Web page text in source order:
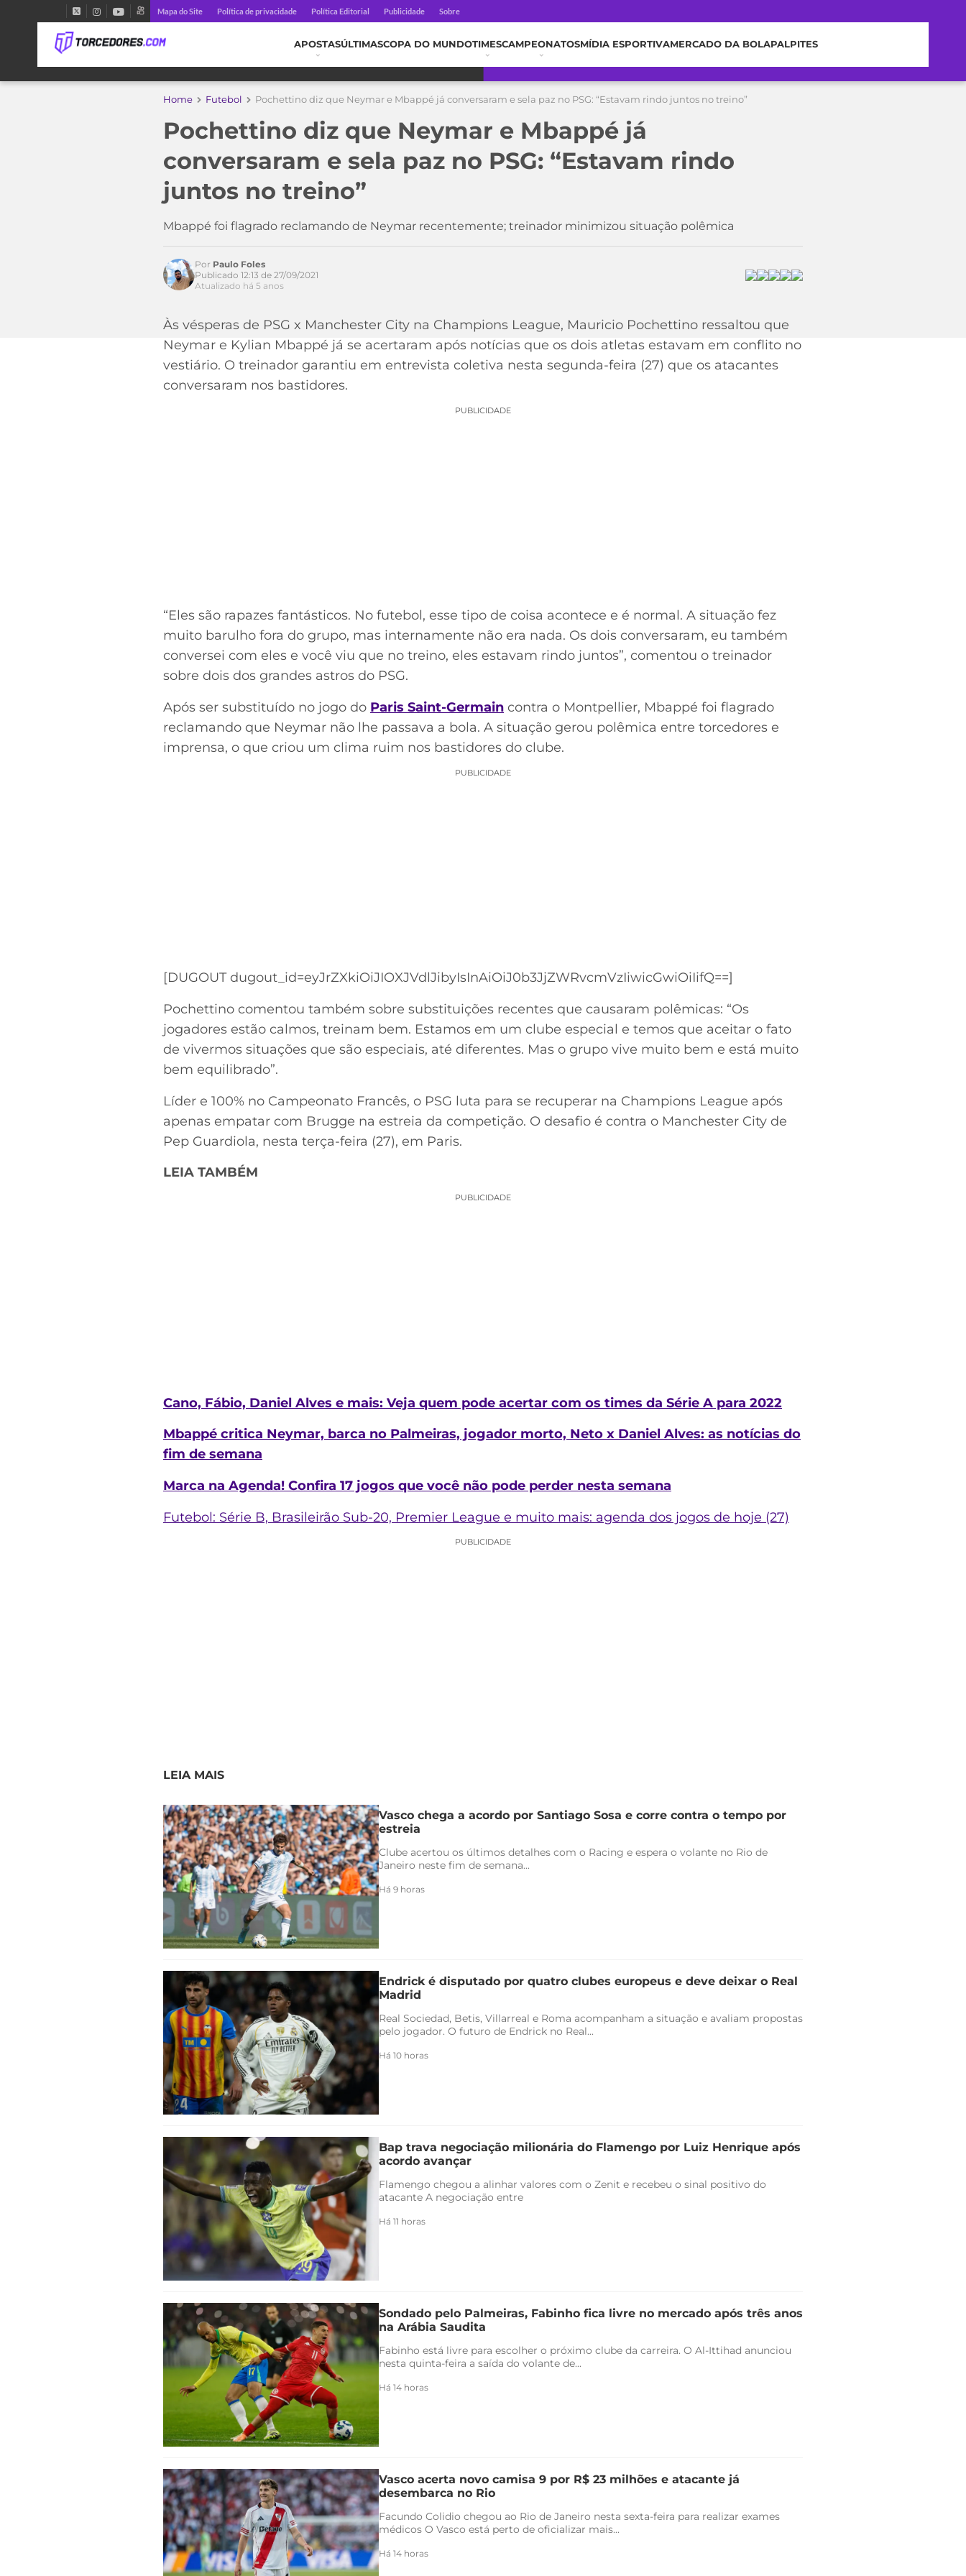
Mapa do Site Política de privacidade Política Editorial Publicidade Sobre
APOSTASÚLTIMASCOPA DO MUNDOTIMESCAMPEONATOSMÍDIA ESPORTIVAMERCADO DA BOLAPALPITES
Home Futebol Pochettino diz que Neymar e Mbappé já conversaram e sela paz no PSG: “Estavam rindo juntos no treino”
Pochettino diz que Neymar e Mbappé já
conversaram e sela paz no PSG: “Estavam rindo
juntos no treino”
Mbappé foi flagrado reclamando de Neymar recentemente; treinador minimizou situação polêmica
Acesse o perfil do autor
Por Paulo Foles
Publicado 12:13 de 27/09/2021
Atualizado há 5 anos
Às vésperas de PSG x Manchester City na Champions League, Mauricio Pochettino ressaltou que
Neymar e Kylian Mbappé já se acertaram após notícias que os dois atletas estavam em conflito no
vestiário. O treinador garantiu em entrevista coletiva nesta segunda-feira (27) que os atacantes
conversaram nos bastidores.
PUBLICIDADE
“Eles são rapazes fantásticos. No futebol, esse tipo de coisa acontece e é normal. A situação fez
muito barulho fora do grupo, mas internamente não era nada. Os dois conversaram, eu também
conversei com eles e você viu que no treino, eles estavam rindo juntos”, comentou o treinador
sobre dois dos grandes astros do PSG.
Após ser substituído no jogo do Paris Saint-Germain contra o Montpellier, Mbappé foi flagrado
reclamando que Neymar não lhe passava a bola. A situação gerou polêmica entre torcedores e
imprensa, o que criou um clima ruim nos bastidores do clube.
PUBLICIDADE
[DUGOUT dugout_id=eyJrZXkiOiJIOXJVdlJibyIsInAiOiJ0b3JjZWRvcmVzIiwicGwiOiIifQ==]
Pochettino comentou também sobre substituições recentes que causaram polêmicas: “Os
jogadores estão calmos, treinam bem. Estamos em um clube especial e temos que aceitar o fato
de vivermos situações que são especiais, até diferentes. Mas o grupo vive muito bem e está muito
bem equilibrado”.
Líder e 100% no Campeonato Francês, o PSG luta para se recuperar na Champions League após
apenas empatar com Brugge na estreia da competição. O desafio é contra o Manchester City de
Pep Guardiola, nesta terça-feira (27), em Paris.
LEIA TAMBÉM
PUBLICIDADE
Cano, Fábio, Daniel Alves e mais: Veja quem pode acertar com os times da Série A para 2022
Mbappé critica Neymar, barca no Palmeiras, jogador morto, Neto x Daniel Alves: as notícias do
fim de semana
Marca na Agenda! Confira 17 jogos que você não pode perder nesta semana
Futebol: Série B, Brasileirão Sub-20, Premier League e muito mais: agenda dos jogos de hoje (27)
PUBLICIDADE
LEIA MAIS
Vasco chega a acordo por Santiago Sosa e corre contra o tempo por
estreia
Clube acertou os últimos detalhes com o Racing e espera o volante no Rio de
Janeiro neste fim de semana...
Há 9 horas
Endrick é disputado por quatro clubes europeus e deve deixar o Real
Madrid
Real Sociedad, Betis, Villarreal e Roma acompanham a situação e avaliam propostas
pelo jogador. O futuro de Endrick no Real...
Há 10 horas
Bap trava negociação milionária do Flamengo por Luiz Henrique após
acordo avançar
Flamengo chegou a alinhar valores com o Zenit e recebeu o sinal positivo do
atacante A negociação entre
Há 11 horas
Sondado pelo Palmeiras, Fabinho fica livre no mercado após três anos
na Arábia Saudita
Fabinho está livre para escolher o próximo clube da carreira. O Al-Ittihad anunciou
nesta quinta-feira a saída do volante de...
Há 14 horas
Vasco acerta novo camisa 9 por R$ 23 milhões e atacante já
desembarca no Rio
Facundo Colidio chegou ao Rio de Janeiro nesta sexta-feira para realizar exames
médicos O Vasco está perto de oficializar mais...
Há 14 horas